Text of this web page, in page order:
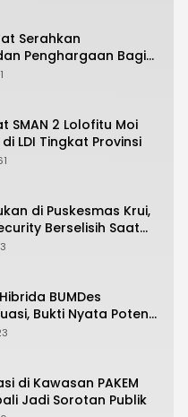
Serahkan
Penghargaan Bagi
Pada Pembukaan TA
SMAN 2 Lolofitu Moi
LDI Tingkat Provinsi
di Puskesmas Krui,
Berselisih Saat
Berlangsung
BUMDes
Bukti Nyata Potensi
di Kawasan PAKEM
Jadi Sorotan Publik